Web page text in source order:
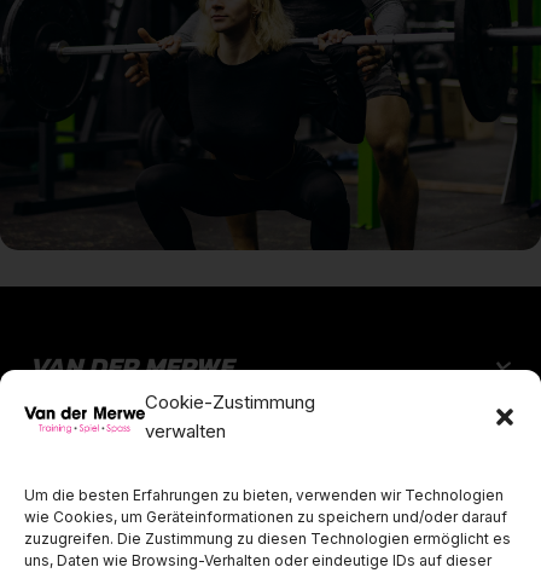
Cookie-Zustimmung
verwalten
Um die besten Erfahrungen zu bieten, verwenden wir Technologien
wie Cookies, um Geräteinformationen zu speichern und/oder darauf
zuzugreifen. Die Zustimmung zu diesen Technologien ermöglicht es
uns, Daten wie Browsing-Verhalten oder eindeutige IDs auf dieser
VAN DER MERWE
KONTAKT
Öffnungszeiten